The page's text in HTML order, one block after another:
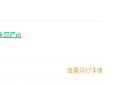
部评论
查看排行详情